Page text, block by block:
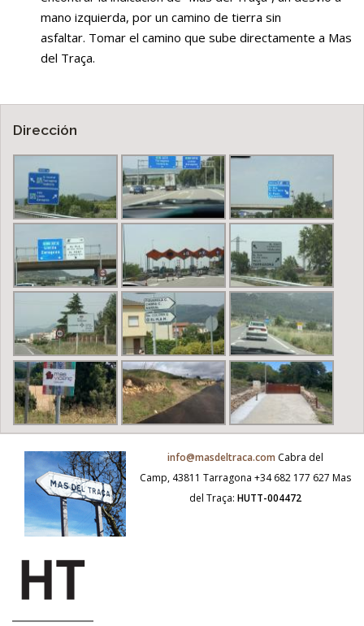
mano izquierda, por un camino de tierra sin
asfaltar. Tomar el camino que sube directamente a Mas
del Traça.
Dirección
info@masdeltraca.com Cabra del
Camp, 43811 Tarragona +34 682 177 627 Mas
del Traça: HUTT-004472